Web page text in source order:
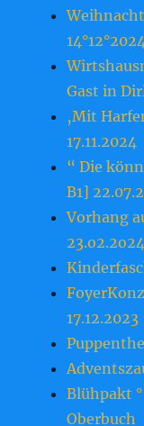
14°12°2024
Gast in
‚Mit
17.11.2024
“ Die
B1]
Vorhang
23.o2.2o24
17.12.2023
Blühpakt
Oberbuch